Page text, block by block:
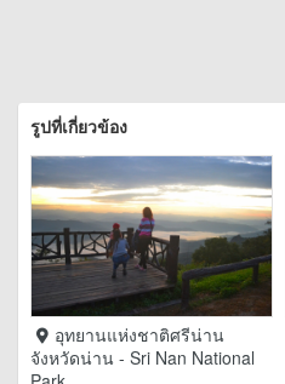
รูปที่เกี่ยวข้อง
อุทยานแห่งชาติศรีน่าน
จังหวัดน่าน - Sri Nan National